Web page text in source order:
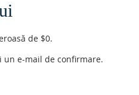
de $0.
e-mail de confirmare.